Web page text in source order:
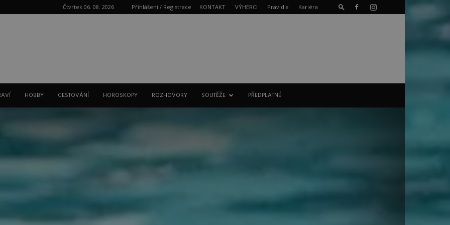
Čtvrtek 06. 08. 2026 Přihlášení / Registrace KONTAKT VÝHERCI Pravidla Kariéra
HOBBY CESTOVÁNÍ HOROSKOPY ROZHOVORY SOUTĚŽE PŘEDPLATNÉ